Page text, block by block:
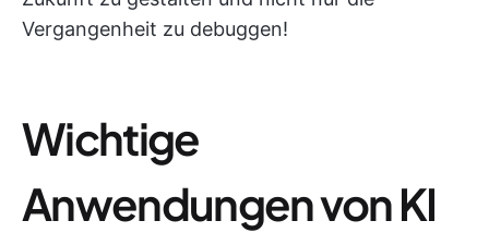
Vergangenheit zu debuggen!
Wichtige
Anwendungen von KI